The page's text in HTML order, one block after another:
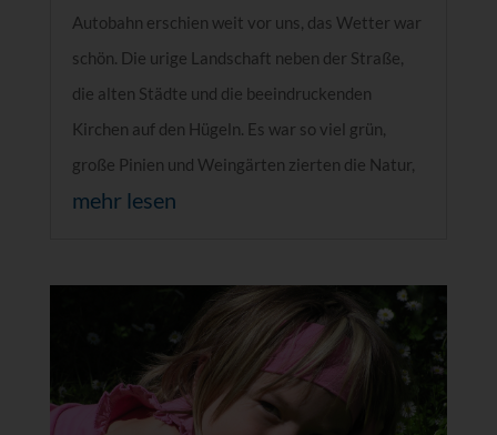
Autobahn erschien weit vor uns, das Wetter war
schön. Die urige Landschaft neben der Straße,
die alten Städte und die beeindruckenden
Kirchen auf den Hügeln. Es war so viel grün,
große Pinien und Weingärten zierten die Natur,
mehr lesen